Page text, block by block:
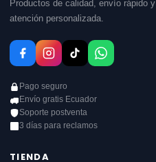
Productos de calidad, envío rápido y
atención personalizada.
Pago seguro
Envío gratis Ecuador
Soporte postventa
3 días para reclamos
TIENDA